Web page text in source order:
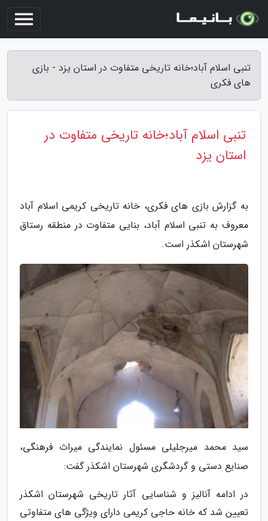
تنبی اسلام آباد؛خانه تاریخی متفاوت در استان یزد - بازی
های فکری
تنبی اسلام آباد؛خانه تاریخی متفاوت در
استان یزد
به گزارش بازی های فکری، خانه تاریخی کریمی اسلام آباد
معروف به تنبی اسلام آباد، بنایی متفاوت در منطقه رستاق
شهرستان اشکذر است.
سید محمد میرجلیلی مسئول نمایندگی میراث فرهنگی،
صنایع دستی و گردشگری شهرستان اشکذر گفت:
در ادامه آنالیز و شناسایی آثار تاریخی شهرستان اشکذر
تعیین شد که خانه حاجی کریمی دارای ویژگی های متفاوتی